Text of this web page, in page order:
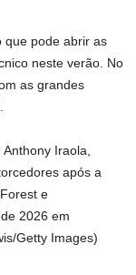
que pode abrir as
neste verão. No
as grandes
Iraola,
após a
e
2026 em
Getty Images)